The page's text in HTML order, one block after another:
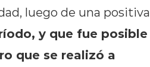
luego de una positiva
y que fue posible
que se realizó a